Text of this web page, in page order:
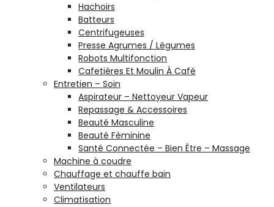
Hachoirs
Batteurs
Centrifugeuses
Presse Agrumes / Légumes
Robots Multifonction
Cafetières Et Moulin À Café
Entretien – Soin
Aspirateur – Nettoyeur Vapeur
Repassage & Accessoires
Beauté Masculine
Beauté Féminine
Santé Connectée – Bien Être – Massage
Machine à coudre
Chauffage et chauffe bain
Ventilateurs
Climatisation